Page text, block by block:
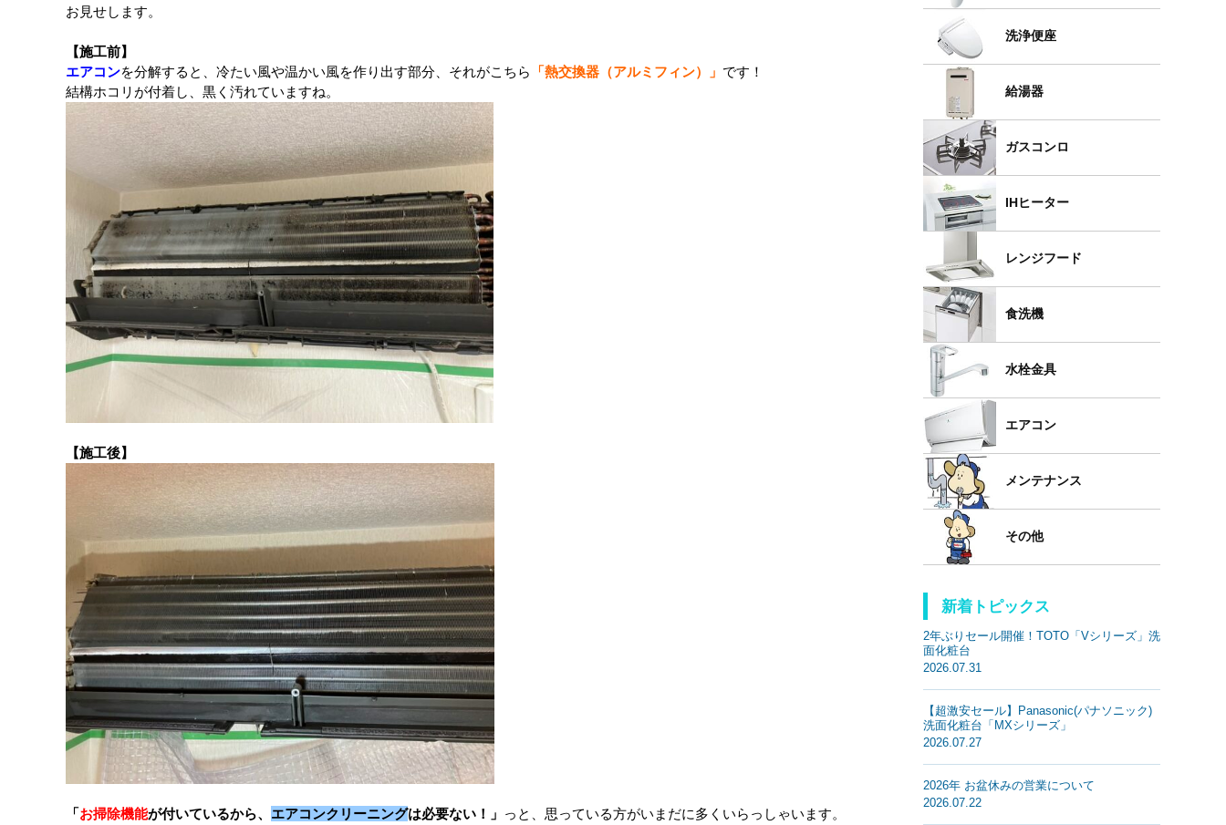
お見せします。
【施工前】
エアコンを分解すると、冷たい風や温かい風を作り出す部分、それがこちら 「熱交換器（アルミフィン）」 です！
結構ホコリが付着し、黒く汚れていますね。
【施工後】
「お掃除機能が付いているから、 エアコンクリーニングは必要ない！」 っと、思っている方がいまだに多くいらっしゃいます。
洗浄便座
給湯器
ガスコンロ
IHヒーター
レンジフード
食洗機
水栓金具
エアコン
メンテナンス
その他
新着トピックス
2年ぶりセール開催！TOTO「Vシリーズ」洗
面化粧台
2026.07.31
【超激安セール】Panasonic(パナソニック)
洗面化粧台「MXシリーズ」
2026.07.27
2026年 お盆休みの営業について
2026.07.22